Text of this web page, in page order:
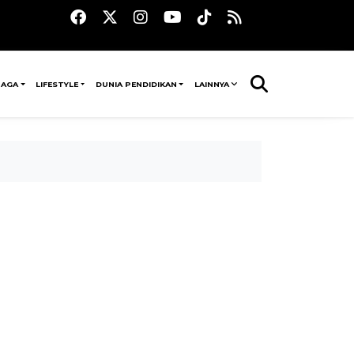
LIFESTYLE DUNIA PENDIDIKAN LAINNYA